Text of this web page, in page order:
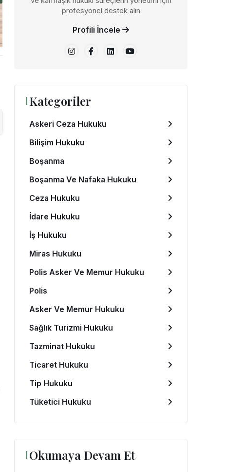
profesyonel destek alın
Profili İncele
Kategoriler
Askeri Ceza Hukuku
Bilişim Hukuku
Boşanma
Boşanma Ve Nafaka Hukuku
Ceza Hukuku
İdare Hukuku
İş Hukuku
Miras Hukuku
Polis Asker Ve Memur Hukuku
Polis
Asker Ve Memur Hukuku
Sağlık Turizmi Hukuku
Tazminat Hukuku
Ticaret Hukuku
Tip Hukuku
Tüketici Hukuku
Okumaya Devam Et